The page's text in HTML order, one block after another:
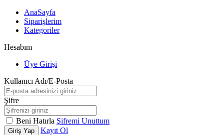
AnaSayfa
Siparişlerim
Kategoriler
Hesabım
Üye Girişi
Kullanıcı Adı/E-Posta
Şifre
Beni Hatırla Şifremi Unuttum
Giriş Yap
Kayıt Ol